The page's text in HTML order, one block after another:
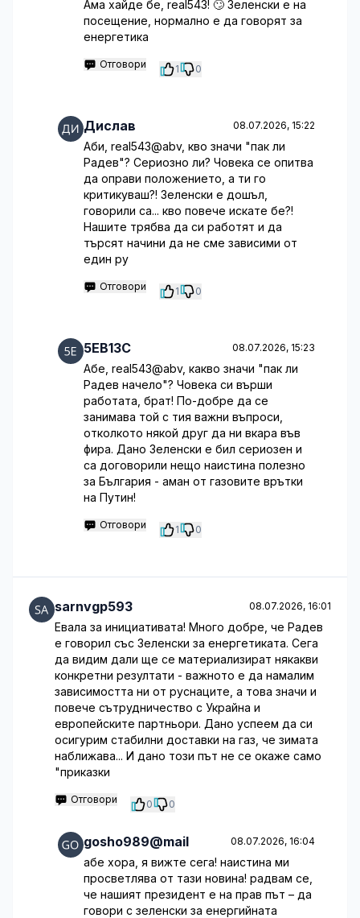
Ама хайде бе, real543! 🙄 Зеленски е на
посещение, нормално е да говорят за
енергетика
Отговори 1 0
Дислав 08.07.2026, 15:22
Аби, real543@abv, кво значи "пак ли
Радев"? Сериозно ли? Човека се опитва
да оправи положението, а ти го
критикуваш?! Зеленски е дошъл,
говорили са... кво повече искате бе?!
Нашите трябва да си работят и да
търсят начини да не сме зависими от
един ру
Отговори 1 0
5EB13C 08.07.2026, 15:23
Абе, real543@abv, какво значи "пак ли
Радев начело"? Човека си върши
работата, брат! По-добре да се
занимава той с тия важни въпроси,
отколкото някой друг да ни вкара във
фира. Дано Зеленски е бил сериозен и
са договорили нещо наистина полезно
за България - аман от газовите врътки
на Путин!
Отговори 1 0
sarnvgp593 08.07.2026, 16:01
Евала за инициативата! Много добре, че Радев
е говорил със Зеленски за енергетиката. Сега
да видим дали ще се материализират някакви
конкретни резултати - важното е да намалим
зависимостта ни от руснаците, а това значи и
повече сътрудничество с Украйна и
европейските партньори. Дано успеем да си
осигурим стабилни доставки на газ, че зимата
наближава... И дано този път не се окаже само
"приказки
Отговори 0 0
gosho989@mail 08.07.2026, 16:04
абе хора, я вижте сега! наистина ми
просветлява от тази новина! радвам се,
че нашият президент е на прав път – да
говори с зеленски за енергийната